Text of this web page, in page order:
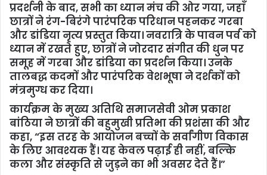
प्रदर्शनी के बाद, सभी का ध्यान मंच की ओर गया, जहाँ
छात्रों ने रंग-बिरंगे पारंपरिक परिधान पहनकर गरबा
और डांडिया नृत्य प्रस्तुत किया। नवरात्रि के पावन पर्व को
ध्यान में रखते हुए, छात्रों ने जोरदार संगीत की धुन पर
समूह में गरबा और डांडिया का प्रदर्शन किया। उनके
तालबद्ध कदमों और पारंपरिक वेशभूषा ने दर्शकों को
मंत्रमुग्ध कर दिया।
कार्यक्रम के मुख्य अतिथि समाजसेवी ओम प्रकाश
बांठिया ने छात्रों की बहुमुखी प्रतिभा की प्रशंसा की और
कहा, “इस तरह के आयोजन बच्चों के सर्वांगीण विकास
के लिए आवश्यक हैं। यह केवल पढ़ाई ही नहीं, बल्कि
कला और संस्कृति से जुड़ने का भी अवसर देते हैं।”